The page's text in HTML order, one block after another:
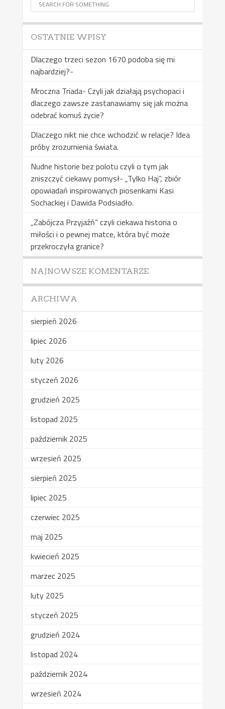
OSTATNIE WPISY
Dlaczego trzeci sezon 1670 podoba się mi
najbardziej?-
Mroczna Triada- Czyli jak działają psychopaci i
dlaczego zawsze zastanawiamy się jak można
odebrać komuś życie?
Dlaczego nikt nie chce wchodzić w relacje? Idea
próby zrozumienia świata.
Nudne historie bez polotu czyli o tym jak
zniszczyć ciekawy pomysł- „Tylko Haj”, zbiór
opowiadań inspirowanych piosenkami Kasi
Sochackiej i Dawida Podsiadło.
„Zabójcza Przyjaźń” czyli ciekawa historia o
miłości i o pewnej matce, która być może
przekroczyła granice?
NAJNOWSZE KOMENTARZE
ARCHIWA
sierpień 2026
lipiec 2026
luty 2026
styczeń 2026
grudzień 2025
listopad 2025
październik 2025
wrzesień 2025
sierpień 2025
lipiec 2025
czerwiec 2025
maj 2025
kwiecień 2025
marzec 2025
luty 2025
styczeń 2025
grudzień 2024
listopad 2024
październik 2024
wrzesień 2024